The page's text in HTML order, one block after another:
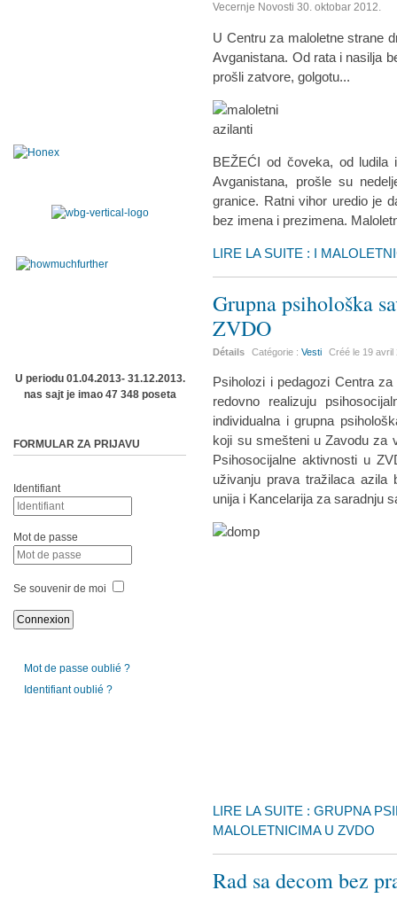
Vecernje Novosti 30. oktobar 2012.
U Centru za maloletne strane
Avganistana. Od rata i nasilja
prošli zatvore, golgotu...
BEŽEĆI od čoveka, od ludila
Avganistana, prošle su
granice. Ratni vihor uredio je
bez imena i prezimena.
LIRE LA SUITE : I
Grupna psihološka
ZVDO
Détails Catégorie :Vesti Créé le 19 avril
Psiholozi i pedagozi Centra
redovno realizuju
individualna i grupna
koji su smešteni u Zavodu za
Psihosocijalne aktivnosti u
uživanju prava tražilaca azila
unija i Kancelarija za saradnju
LIRE LA SUITE : GRUPNA
MALOLETNICIMA U ZVDO
Rad sa decom bez
U periodu 01.04.2013- 31.12.2013.
nas sajt je imao 47 348 poseta
FORMULAR ZA PRIJAVU
Identifiant
Mot de passe
Se souvenir de moi
Mot de passe oublié ?
Identifiant oublié ?